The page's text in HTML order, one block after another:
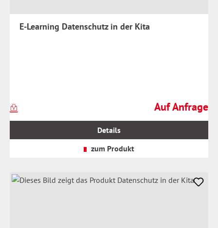
E-Learning Datenschutz in der Kita
Regulärer Preis:
Auf Anfrage
Preise
inkl.
Details
zum Produkt